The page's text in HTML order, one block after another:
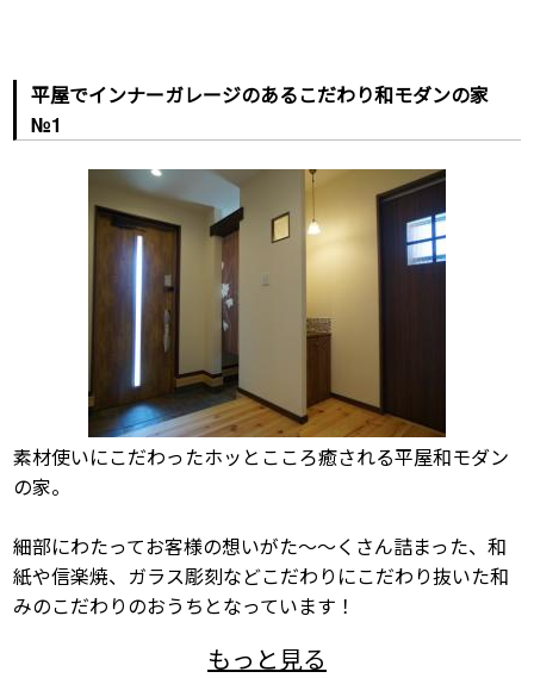
平屋でインナーガレージのあるこだわり和モダンの家
№1
素材使いにこだわったホッとこころ癒される平屋和モダン
の家。
細部にわたってお客様の想いがた〜〜くさん詰まった、和
紙や信楽焼、ガラス彫刻などこだわりにこだわり抜いた和
みのこだわりのおうちとなっています！